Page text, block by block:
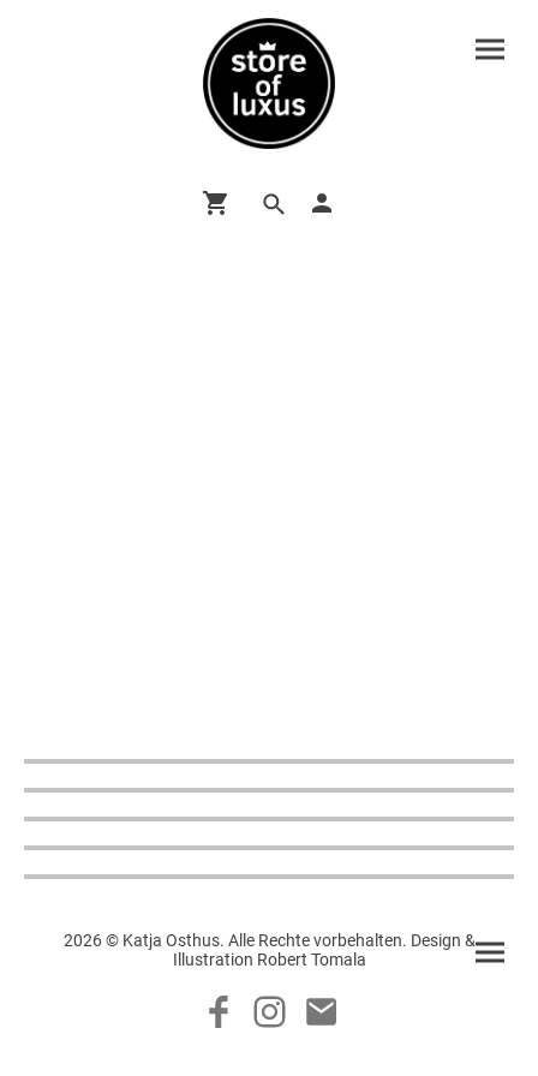
2026 © Katja Osthus. Alle Rechte vorbehalten. Design &
Illustration Robert Tomala